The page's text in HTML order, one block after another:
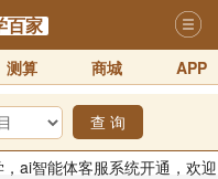
百家
测算 商城 APP
查 询
ai智能体客服系统开通，欢迎